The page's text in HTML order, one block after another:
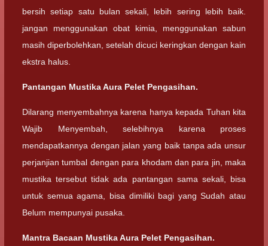
bersih setiap satu bulan sekali, lebih sering lebih baik.
jangan menggunakan obat kimia, menggunakan sabun
masih diperbolehkan, setelah dicuci keringkan dengan kain
ekstra halus.
Pantangan Mustika Aura Pelet Pengasihan.
Dilarang menyembahnya karena hanya kepada Tuhan kita
Wajib Menyembah, selebihnya karena proses
mendapatkannya dengan jalan yang baik tanpa ada unsur
perjanjian tumbal dengan para khodam dan para jin, maka
mustika tersebut tidak ada pantangan sama sekali, bisa
untuk semua agama, bisa dimiliki bagi yang Sudah atau
Belum mempunyai pusaka.
Mantra Bacaan Mustika Aura Pelet Pengasihan.